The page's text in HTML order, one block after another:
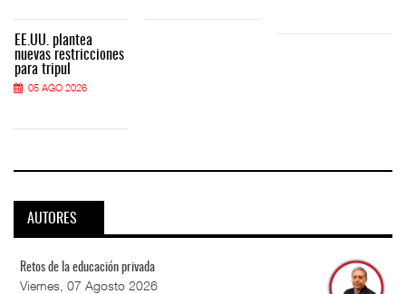
EE.UU. plantea
nuevas restricciones
para tripul
05 AGO 2026
AUTORES
Retos de la educación privada
Viernes, 07 Agosto 2026